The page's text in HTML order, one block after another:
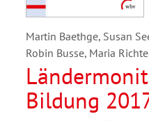
Martin Baethge, Susan
Robin Busse, Maria
Bildung